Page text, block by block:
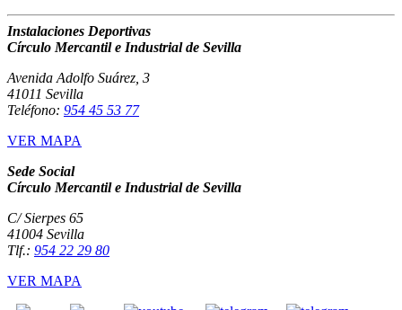
Instalaciones Deportivas
Círculo Mercantil e Industrial de Sevilla
Avenida Adolfo Suárez, 3
41011 Sevilla
Teléfono: 954 45 53 77
VER MAPA
Sede Social
Círculo Mercantil e Industrial de Sevilla
C/ Sierpes 65
41004 Sevilla
Tlf.: 954 22 29 80
VER MAPA